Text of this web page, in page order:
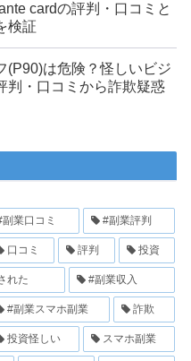
cardの評判・口コミと
検証
(P90)は危険？怪しいビジ
判・口コミから詐欺疑惑
副業口コミ #副業評判
口コミ 評判 投資
れた #副業収入
#副業スマホ副業 詐欺
投資怪しい スマホ副業